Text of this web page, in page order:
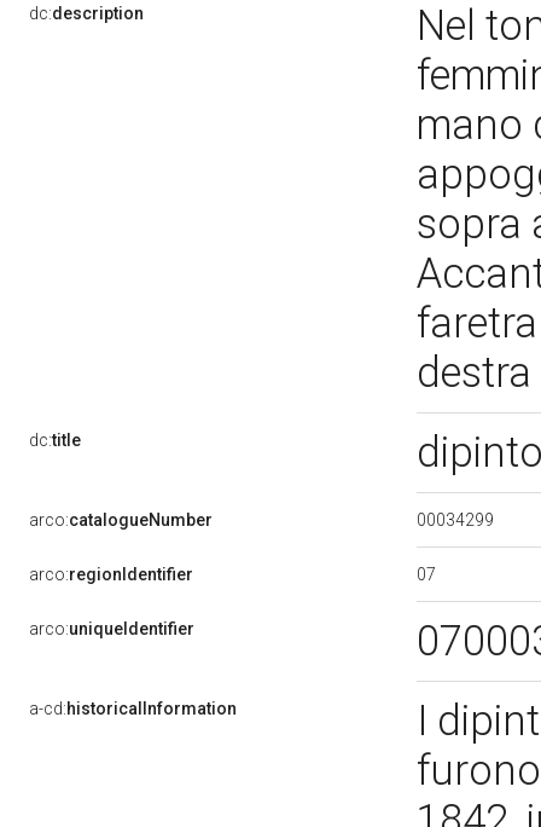
dc:description
Nel
mano
sopra
destra
dc:title
arco:catalogueNumber 00034299
arco:regionIdentifier 07
arco:uniqueIdentifier
a-cd:historicalInformation
I